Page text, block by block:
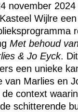
november
Wijlre
Met behoud
& Jo Eyck.
een unieke
van Marlies en
context
schitterende